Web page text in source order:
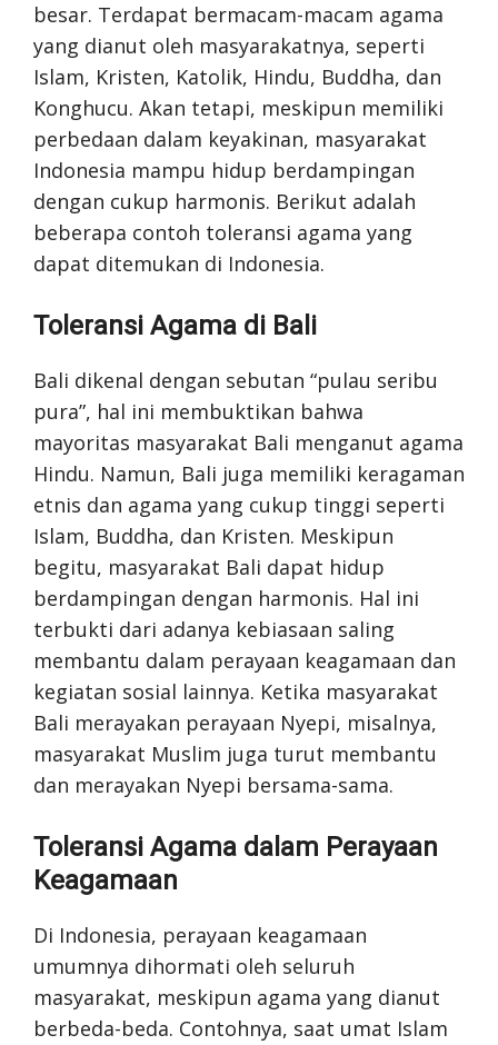
besar. Terdapat bermacam-macam agama
yang dianut oleh masyarakatnya, seperti
Islam, Kristen, Katolik, Hindu, Buddha, dan
Konghucu. Akan tetapi, meskipun memiliki
perbedaan dalam keyakinan, masyarakat
Indonesia mampu hidup berdampingan
dengan cukup harmonis. Berikut adalah
beberapa contoh toleransi agama yang
dapat ditemukan di Indonesia.
Toleransi Agama di Bali
Bali dikenal dengan sebutan “pulau seribu
pura”, hal ini membuktikan bahwa
mayoritas masyarakat Bali menganut agama
Hindu. Namun, Bali juga memiliki keragaman
etnis dan agama yang cukup tinggi seperti
Islam, Buddha, dan Kristen. Meskipun
begitu, masyarakat Bali dapat hidup
berdampingan dengan harmonis. Hal ini
terbukti dari adanya kebiasaan saling
membantu dalam perayaan keagamaan dan
kegiatan sosial lainnya. Ketika masyarakat
Bali merayakan perayaan Nyepi, misalnya,
masyarakat Muslim juga turut membantu
dan merayakan Nyepi bersama-sama.
Toleransi Agama dalam Perayaan
Keagamaan
Di Indonesia, perayaan keagamaan
umumnya dihormati oleh seluruh
masyarakat, meskipun agama yang dianut
berbeda-beda. Contohnya, saat umat Islam